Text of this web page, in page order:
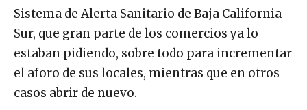
Sistema de Alerta Sanitario de Baja California
Sur, que gran parte de los comercios ya lo
estaban pidiendo, sobre todo para incrementar
el aforo de sus locales, mientras que en otros
casos abrir de nuevo.